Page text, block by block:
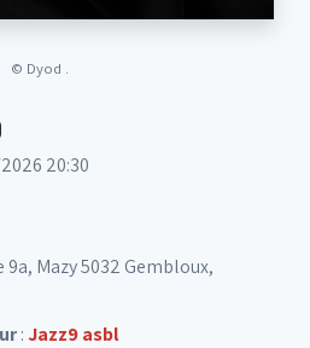
© Dyod .
20:30
9a, Mazy 5032 Gembloux,
:Jazz9 asbl